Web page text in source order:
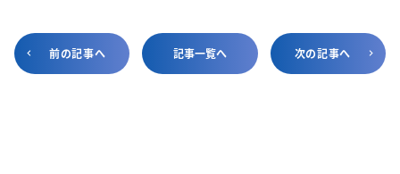
前の記事へ 記事一覧へ 次の記事へ